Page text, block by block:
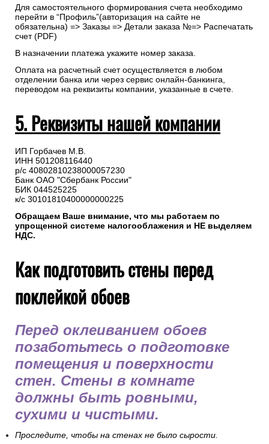
Для самостоятельного формирования счета необходимо
перейти в “Профиль”(авторизация на сайте не
обязательна) => Заказы => Детали заказа №=> Распечатать
счет (PDF)
В назначении платежа укажите номер заказа.
Оплата на расчетный счет осуществляется в любом
отделении банка или через сервис онлайн-банкинга,
переводом на реквизиты компании, указанные в счете.
5. Реквизиты нашей компании
ИП Горбачев М.В.
ИНН 501208116440
р/с 40802810238000057230
Банк ОАО "Сбербанк России"
БИК 044525225
к/с 30101810400000000225
Обращаем Ваше внимание, что мы работаем по
упрощенной системе налогооблажения и НЕ выделяем
НДС.
Как подготовить стены перед
поклейкой обоев
Перед оклеиванием обоев
позаботьтесь о подготовке
помещения и поверхности
стен. Стены в комнате
должны быть ровными,
сухими и чистыми.
Проследите, чтобы на стенах не было сырости.